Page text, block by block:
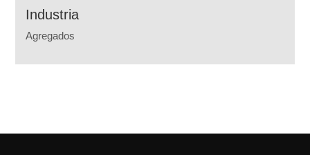
Industria
Agregados